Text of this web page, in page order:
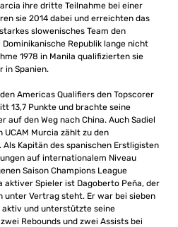
ihre dritte Teilnahme bei einer
sie 2014 dabei und erreichten das
slowenisches Team den
Republik lange nicht
1978 in Manila qualifizierten sie
in Spanien.
Americas Qualifiers den Topscorer
13,7 Punkte und brachte seine
auf den Weg nach China. Auch Sadiel
UCAM Murcia zählt zu den
Kapitän des spanischen Erstligisten
auf internationalem Niveau
Saison Champions League
aktiver Spieler ist Dagoberto Peña, der
unter Vertrag steht. Er war bei sieben
und unterstützte seine
Rebounds und zwei Assists bei